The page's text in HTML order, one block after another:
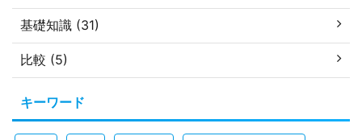
基礎知識 (31)
比較 (5)
キーワード